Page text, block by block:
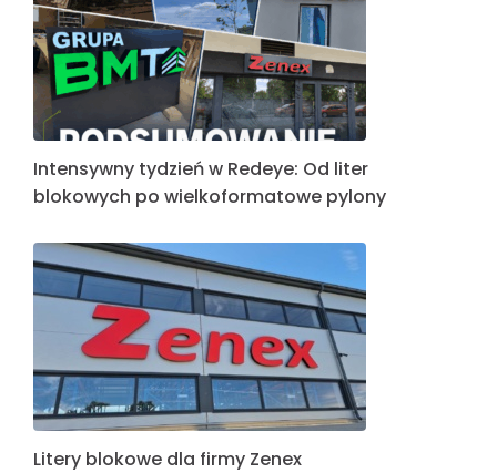
Intensywny tydzień w Redeye: Od liter
blokowych po wielkoformatowe pylony
Litery blokowe dla firmy Zenex